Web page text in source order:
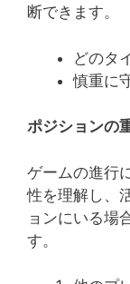
断できます。
どのタ
慎重に
ポジションの
ゲームの進行
性を理解し、
ョンにいる場
す。